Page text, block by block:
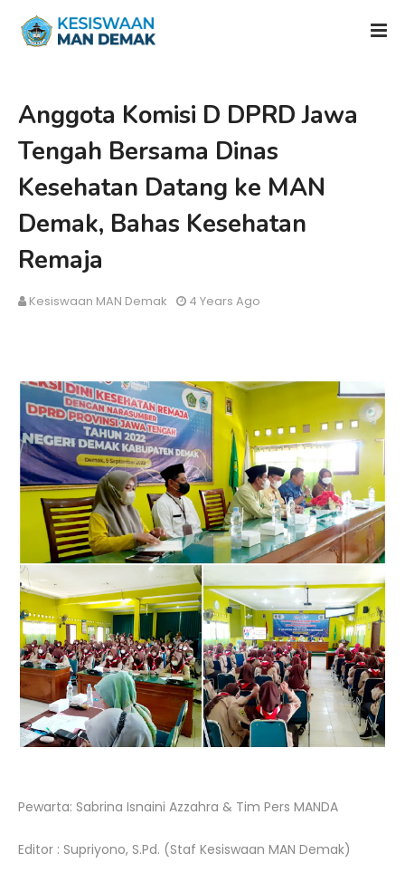
Anggota Komisi D DPRD Jawa
Tengah Bersama Dinas
Kesehatan Datang ke MAN
Demak, Bahas Kesehatan
Remaja
Kesiswaan MAN Demak 4 Years Ago
Pewarta: Sabrina Isnaini Azzahra & Tim Pers MANDA
Editor : Supriyono, S.Pd. (Staf Kesiswaan MAN Demak)